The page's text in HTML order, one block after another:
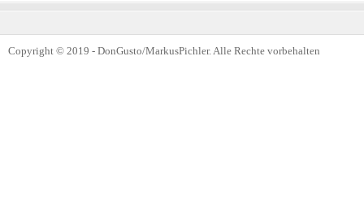
Copyright © 2019 - DonGusto/MarkusPichler. Alle Rechte vorbehalten